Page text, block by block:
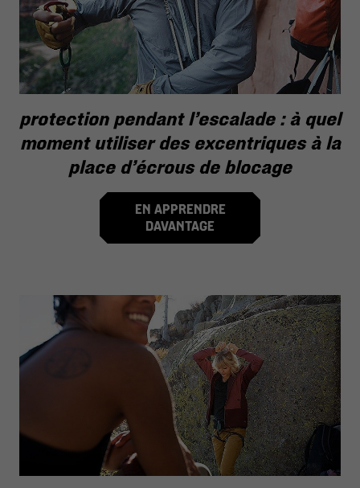
protection pendant l’escalade : à quel
moment utiliser des excentriques à la
place d’écrous de blocage
EN APPRENDRE
DAVANTAGE